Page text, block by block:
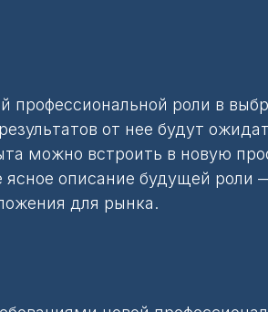
профессиональной роли в
от нее будут
можно встроить в новую
описание будущей роли
для рынка.